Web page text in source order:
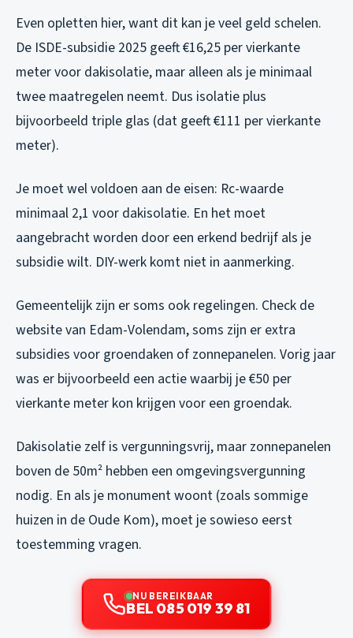
Even opletten hier, want dit kan je veel geld schelen.
De ISDE-subsidie 2025 geeft €16,25 per vierkante
meter voor dakisolatie, maar alleen als je minimaal
twee maatregelen neemt. Dus isolatie plus
bijvoorbeeld triple glas (dat geeft €111 per vierkante
meter).
Je moet wel voldoen aan de eisen: Rc-waarde
minimaal 2,1 voor dakisolatie. En het moet
aangebracht worden door een erkend bedrijf als je
subsidie wilt. DIY-werk komt niet in aanmerking.
Gemeentelijk zijn er soms ook regelingen. Check de
website van Edam-Volendam, soms zijn er extra
subsidies voor groendaken of zonnepanelen. Vorig jaar
was er bijvoorbeeld een actie waarbij je €50 per
vierkante meter kon krijgen voor een groendak.
Dakisolatie zelf is vergunningsvrij, maar zonnepanelen
boven de 50m² hebben een omgevingsvergunning
nodig. En als je monument woont (zoals sommige
huizen in de Oude Kom), moet je sowieso eerst
toestemming vragen.
NU BEREIKBAAR
BEL 085 019 39 81